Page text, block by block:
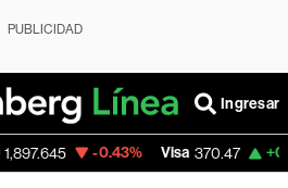
PUBLICIDAD
Ingresar
-0.43% Visa 370.47 +0.52%